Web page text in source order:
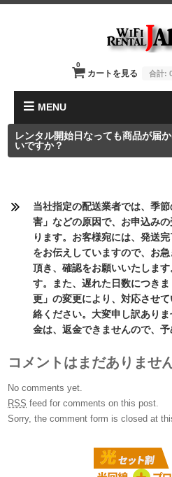
カートを見る
0
合計:
MENU
レンタル開始日なっても商品が届
いですか？
当社指定の配送業者では、季
害」などの原因で、お申込み
ります。お客様宛には、発送
をお伝えしていますので、お
頂き、確認をお願いいたしま
す。また、遅れた日数につき
更」の変更により、対応させ
絡ください。大変申し訳あり
金は、返金できませんので、予
コメントはまだありませ
No comments yet.
RSS feed for comments on this post.
Sorry, the comment form is closed at